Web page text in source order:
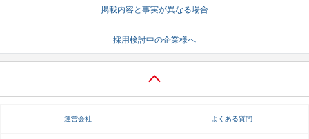
就活支援
就活ノウハウが満載！ お役立ち記事・相談室など
適職診断 就活チャンネル
掲載内容と事実が異なる場合
採用検討中の企業様へ
運営会社 よくある質問